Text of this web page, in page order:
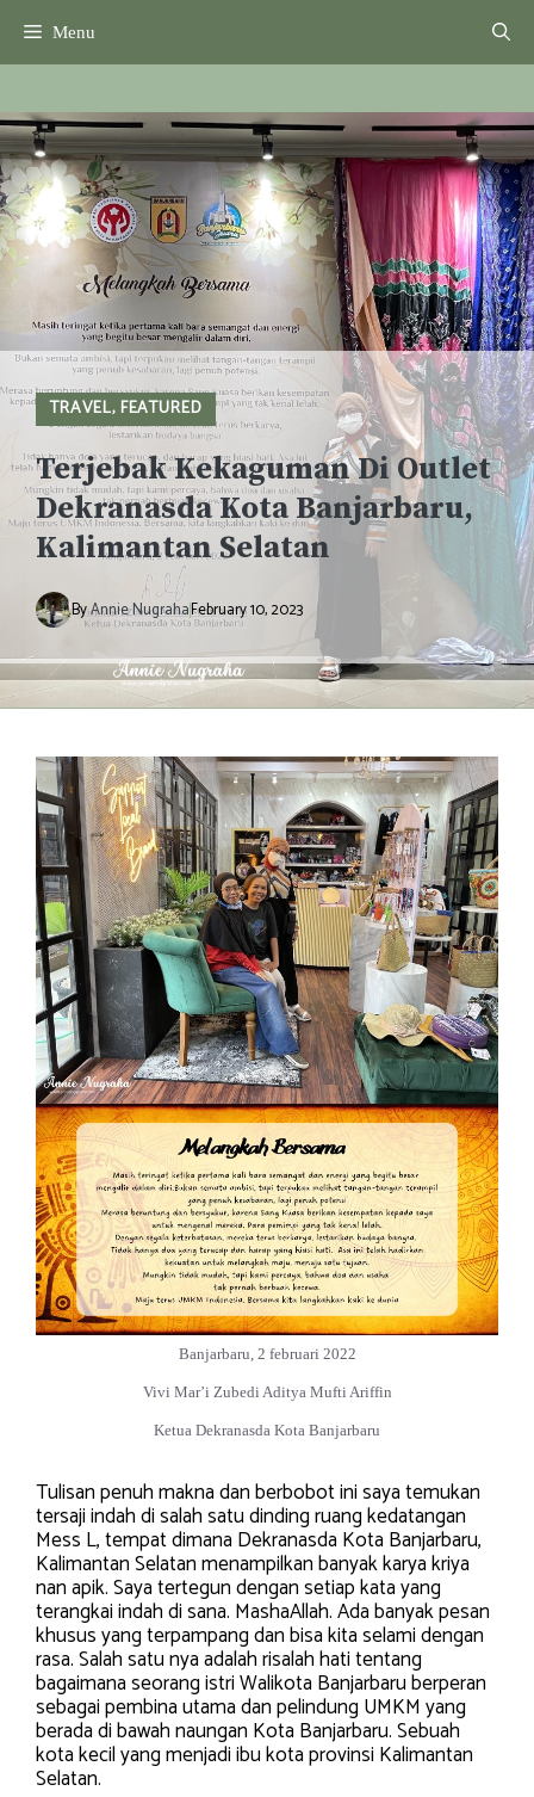
Menu
TRAVEL,FEATURED
Terjebak Kekaguman Di Outlet
Dekranasda Kota Banjarbaru,
Kalimantan Selatan
ByAnnie NugrahaFebruary 10, 2023
Banjarbaru, 2 februari 2022
Vivi Mar’i Zubedi Aditya Mufti Ariffin
Ketua Dekranasda Kota Banjarbaru
Tulisan penuh makna dan berbobot ini saya temukan
tersaji indah di salah satu dinding ruang kedatangan
Mess L, tempat dimana Dekranasda Kota Banjarbaru,
Kalimantan Selatan menampilkan banyak karya kriya
nan apik. Saya tertegun dengan setiap kata yang
terangkai indah di sana. MashaAllah. Ada banyak pesan
khusus yang terpampang dan bisa kita selami dengan
rasa. Salah satu nya adalah risalah hati tentang
bagaimana seorang istri Walikota Banjarbaru berperan
sebagai pembina utama dan pelindung UMKM yang
berada di bawah naungan Kota Banjarbaru. Sebuah
kota kecil yang menjadi ibu kota provinsi Kalimantan
Selatan.